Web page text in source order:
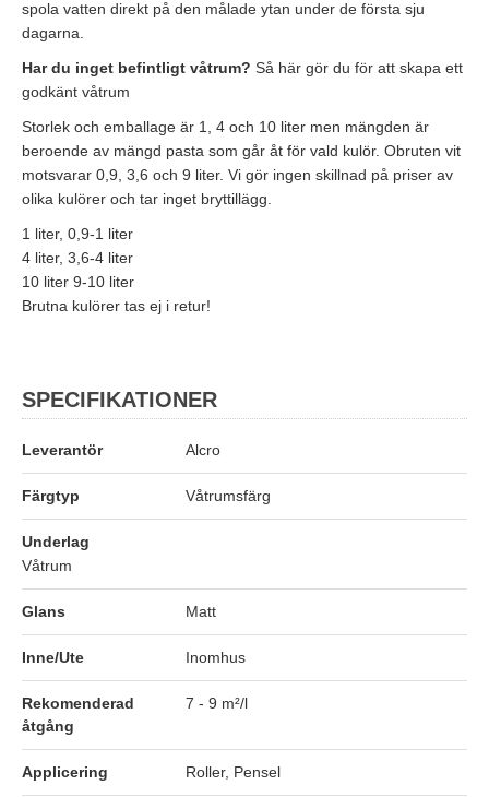
spola vatten direkt på den målade ytan under de första sju
dagarna.
Har du inget befintligt våtrum? Så här gör du för att skapa ett
godkänt våtrum
Storlek och emballage är 1, 4 och 10 liter men mängden är
beroende av mängd pasta som går åt för vald kulör. Obruten vit
motsvarar 0,9, 3,6 och 9 liter. Vi gör ingen skillnad på priser av
olika kulörer och tar inget bryttillägg.
1 liter, 0,9-1 liter
4 liter, 3,6-4 liter
10 liter 9-10 liter
Brutna kulörer tas ej i retur!
SPECIFIKATIONER
Leverantör Alcro
Färgtyp Våtrumsfärg
Underlag
Våtrum
Glans Matt
Inne/Ute Inomhus
Rekomenderad
åtgång
7 - 9 m²/l
Applicering Roller, Pensel